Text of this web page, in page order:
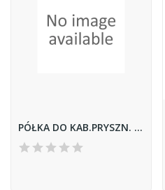
PÓŁKA DO KAB.PRYSZN. BRZOZÓW